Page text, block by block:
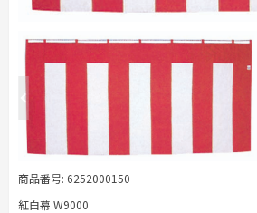
Wooden module business
スポーツ施設資材事業
Sports facility materials business
地面養生事業
Ground curing business
映像・中継機機レンタル事業
Video / relay equipment rental business
地域密着イベント
Community-based event business
Sponsorships
Privacy policy
よくあるご質問
Q & A
Process
イベント会場の設営／施工について
Event Set Up
Privacy policy
サイトマップ
Site map
Contact
商品番号: 6252000150
紅白幕 W9000